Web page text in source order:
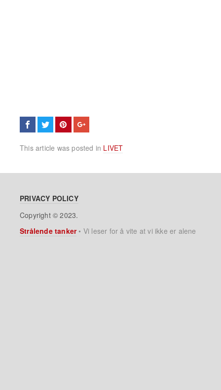
This article was posted in LIVET
PRIVACY POLICY
Copyright © 2023.
Strålende tanker• Vi leser for å vite at vi ikke er alene